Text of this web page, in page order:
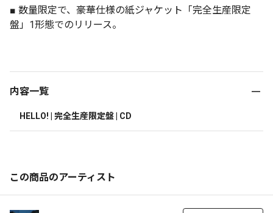
■ 数量限定で、豪華仕様の紙ジャケット「完全生産限定
盤」1形態でのリリース。
内容一覧
HELLO! | 完全生産限定盤 | CD
この商品のアーティスト